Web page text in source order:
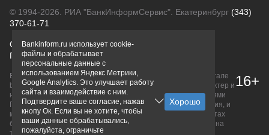
© 1994-2026. РИА "БанкИнформСервис". Екатеринбург (343)
370-61-71
О проектеПолитика конфиденциальности
Правовая информацияДля рекламодателей
Вся информация о продуктах банков, размещенная на портале
bankinform.ru, носит исключительно ознакомительный характер и
не является публичной офертой, определяемой положениями
ГК РФ. Информация не содержит точного и полного описания, и
может быть изменена. Конечные условия уточняйте на сайтах
банков или при личном обращении. Исключительное право на
товарные знаки принадлежит их правообладателям.
16+
Bankinform.ru использует cookie-
файлы и обрабатывает
персональные данные с
использованием Яндекс Метрики,
Google Analytics. Это улучшает работу
сайта и взаимодействие с ним.
Подтвердите ваше согласие, нажав
кнопу Ок. Если вы не хотите, чтобы
ваши данные обрабатывались,
пожалуйста, ограничьте